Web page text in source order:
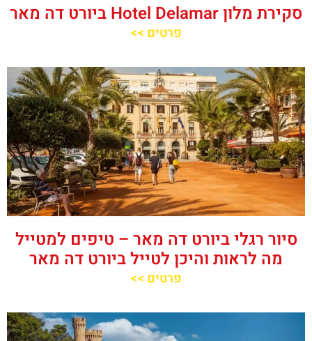
סקירת מלון Hotel Delamar ביורט דה מאר
פרטים >>
סיור רגלי ביורט דה מאר – טיפים למטייל
מה לראות והיכן לטייל ביורט דה מאר
פרטים >>